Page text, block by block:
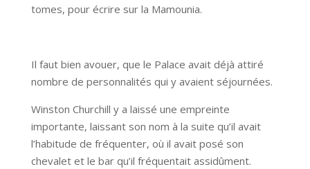
tomes, pour écrire sur la Mamounia.
Il faut bien avouer, que le Palace avait déjà attiré
nombre de personnalités qui y avaient séjournées.
Winston Churchill y a laissé une empreinte
importante, laissant son nom à la suite qu’il avait
l’habitude de fréquenter, où il avait posé son
chevalet et le bar qu’il fréquentait assidûment.